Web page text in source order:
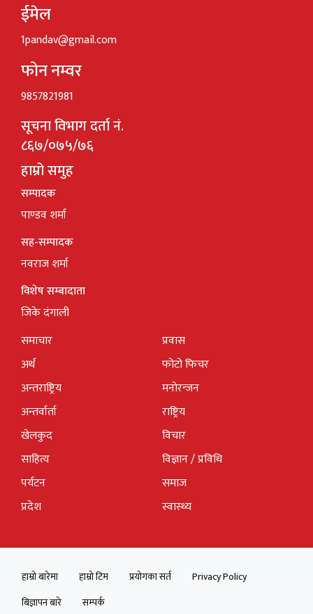
ईमेल
1pandav@gmail.com
फोन नम्वर
9857821981
सूचना विभाग दर्ता नं.
८६७/०७५/७६
हाम्रो समुह
सम्पादक
पाण्डव शर्मा
सह-सम्पादक
नवराज शर्मा
विशेष सम्बादाता
जिके दंगाली
समाचार
अर्थ
अन्तराष्ट्रिय
अन्तर्वार्ता
खेलकुद
साहित्य
पर्यटन
प्रदेश
प्रवास
फोटो फिचर
मनोरन्जन
राष्ट्रिय
विचार
विज्ञान / प्रविधि
समाज
स्वास्थ्य
हाम्रो बारेमा हाम्रो टिम प्रयोगका सर्त
Privacy Policy
बिज्ञापन बारे
सम्पर्क